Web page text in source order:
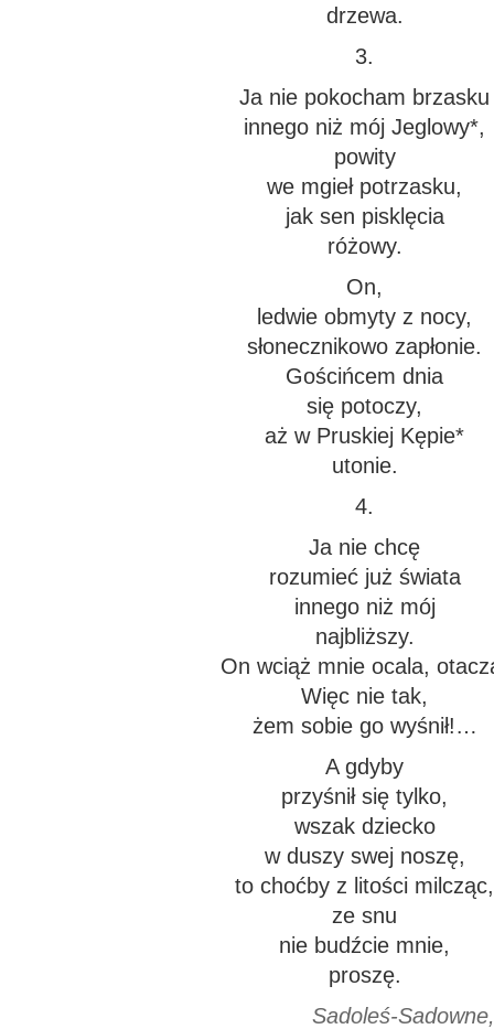
drzewa.
3.
Ja nie pokocham brzasku
innego niż mój Jeglowy*,
powity
we mgieł potrzasku,
jak sen pisklęcia
różowy.
On,
ledwie obmyty z nocy,
słonecznikowo zapłonie.
Gościńcem dnia
się potoczy,
aż w Pruskiej Kępie*
utonie.
4.
Ja nie chcę
rozumieć już świata
innego niż mój
najbliższy.
On wciąż mnie ocala,
Więc nie tak,
żem sobie go wyśnił!…
A gdyby
przyśnił się tylko,
wszak dziecko
w duszy swej noszę,
to choćby z litości milcząc,
ze snu
nie budźcie mnie,
proszę.
Sadoleś-Sadowne,